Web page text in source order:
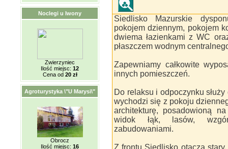
Noclegi u Iwony
Zwierzyniec
Ilość miejsc: 12
Cena od 20 zł
Agroturystyka \"U Marysi\"
Obrocz
Ilość miejsc: 16
Siedlisko Mazurskie
pokojem dziennym, pokojem
dwiema łazienkami z WC
płaszczem wodnym
Zapewniamy całkowite
innych pomieszczeń.
Do relaksu i odpoczynku
wychodzi się z pokoju
architekturę, posadowioną
widok łąk, lasów,
zabudowaniami.
Z frontu Siedlisko otacza